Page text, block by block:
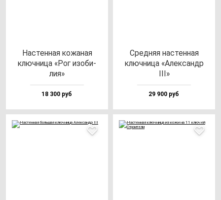
Нас­тен­ная ко­жа­ная
ключ­ни­ца «Рог изо­би­
лия»
18 300 руб
Сред­няя нас­тен­ная
ключ­ни­ца «Алек­сандр
III»
29 900 руб